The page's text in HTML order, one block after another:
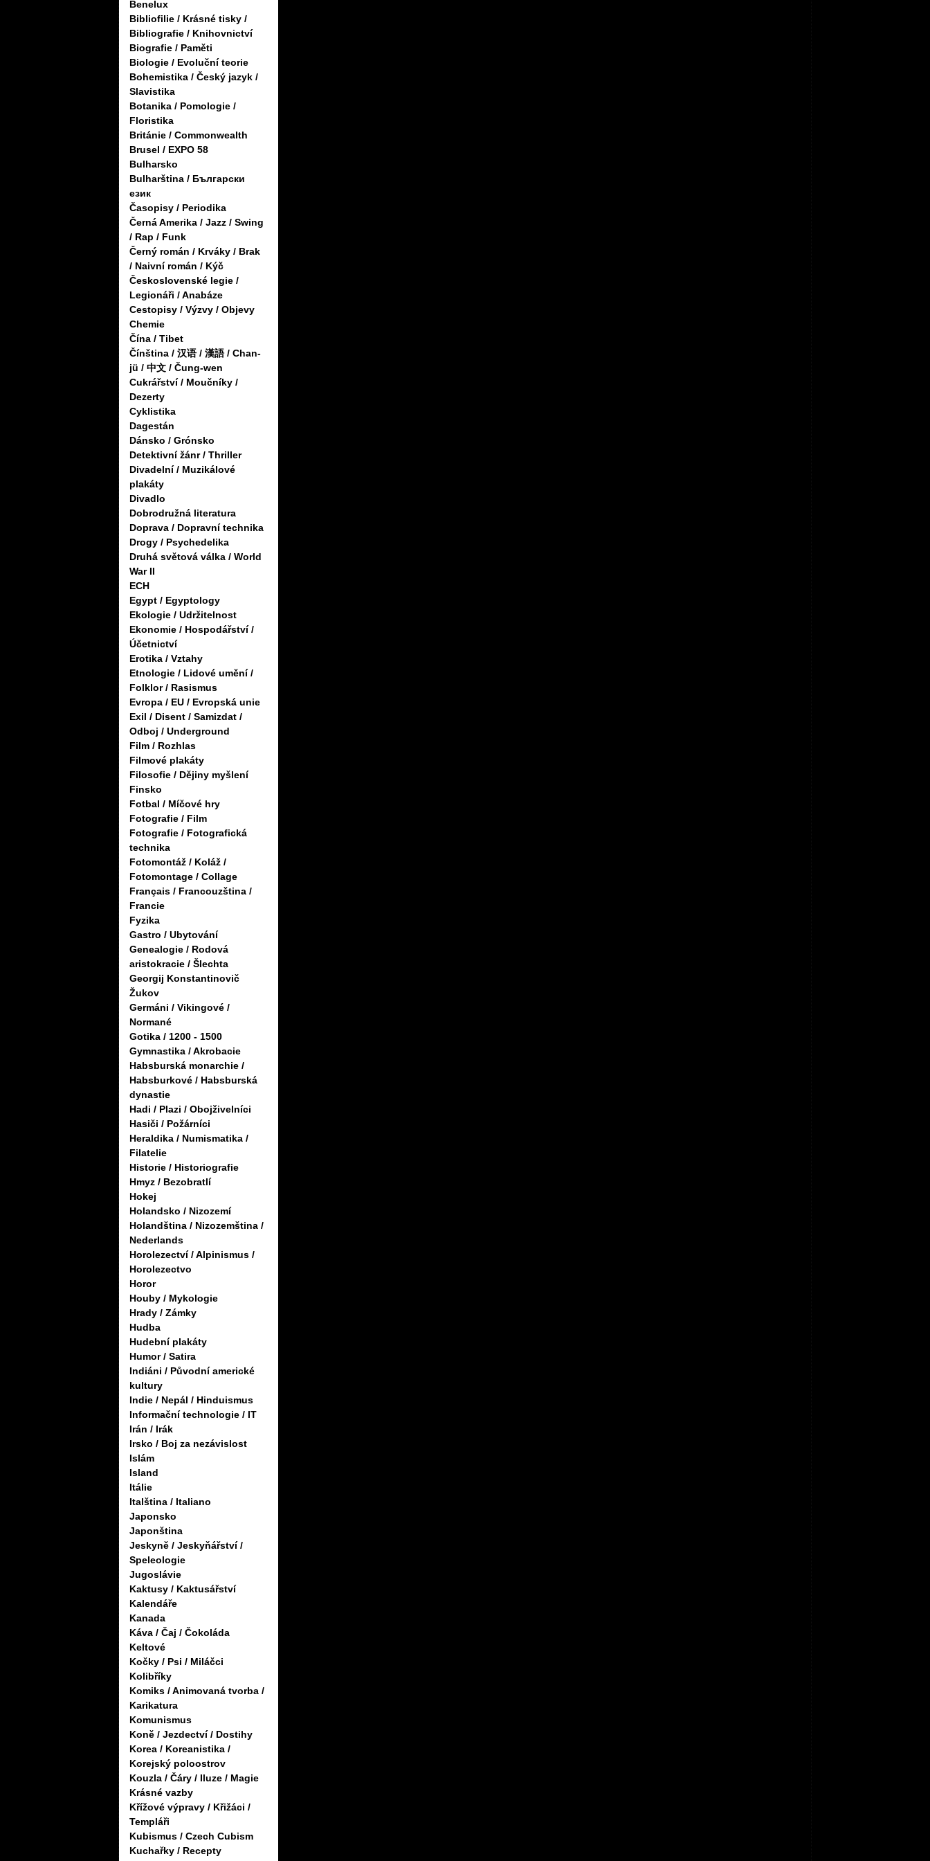
Benelux
Bibliofilie / Krásné tisky /
Bibliografie / Knihovnictví
Biografie / Paměti
Biologie / Evoluční teorie
Bohemistika / Český jazyk /
Slavistika
Botanika / Pomologie /
Floristika
Británie / Commonwealth
Brusel / EXPO 58
Bulharsko
Bulharština / Български
език
Časopisy / Periodika
Černá Amerika / Jazz / Swing
/ Rap / Funk
Černý román / Krváky / Brak
/ Naivní román / Kýč
Československé legie /
Legionáři / Anabáze
Cestopisy / Výzvy / Objevy
Chemie
Čína / Tibet
Čínština / 汉语 / 漢語 / Chan-
jü / 中文 / Čung-wen
Cukrářství / Moučníky /
Dezerty
Cyklistika
Dagestán
Dánsko / Grónsko
Detektivní žánr / Thriller
Divadelní / Muzikálové
plakáty
Divadlo
Dobrodružná literatura
Doprava / Dopravní technika
Drogy / Psychedelika
Druhá světová válka / World
War II
ECH
Egypt / Egyptology
Ekologie / Udržitelnost
Ekonomie / Hospodářství /
Účetnictví
Erotika / Vztahy
Etnologie / Lidové umění /
Folklor / Rasismus
Evropa / EU / Evropská unie
Exil / Disent / Samizdat /
Odboj / Underground
Film / Rozhlas
Filmové plakáty
Filosofie / Dějiny myšlení
Finsko
Fotbal / Míčové hry
Fotografie / Film
Fotografie / Fotografická
technika
Fotomontáž / Koláž /
Fotomontage / Collage
Français / Francouzština /
Francie
Fyzika
Gastro / Ubytování
Genealogie / Rodová
aristokracie / Šlechta
Georgij Konstantinovič
Žukov
Germáni / Vikingové /
Normané
Gotika / 1200 - 1500
Gymnastika / Akrobacie
Habsburská monarchie /
Habsburkové / Habsburská
dynastie
Hadi / Plazi / Obojživelníci
Hasiči / Požárníci
Heraldika / Numismatika /
Filatelie
Historie / Historiografie
Hmyz / Bezobratlí
Hokej
Holandsko / Nizozemí
Holandština / Nizozemština /
Nederlands
Horolezectví / Alpinismus /
Horolezectvo
Horor
Houby / Mykologie
Hrady / Zámky
Hudba
Hudební plakáty
Humor / Satira
Indiáni / Původní americké
kultury
Indie / Nepál / Hinduismus
Informační technologie / IT
Irán / Irák
Irsko / Boj za nezávislost
Islám
Island
Itálie
Italština / Italiano
Japonsko
Japonština
Jeskyně / Jeskyňářství /
Speleologie
Jugoslávie
Kaktusy / Kaktusářství
Kalendáře
Kanada
Káva / Čaj / Čokoláda
Keltové
Kočky / Psi / Miláčci
Kolibříky
Komiks / Animovaná tvorba /
Karikatura
Komunismus
Koně / Jezdectví / Dostihy
Korea / Koreanistika /
Korejský poloostrov
Kouzla / Čáry / Iluze / Magie
Krásné vazby
Křížové výpravy / Křižáci /
Templáři
Kubismus / Czech Cubism
Kuchařky / Recepty